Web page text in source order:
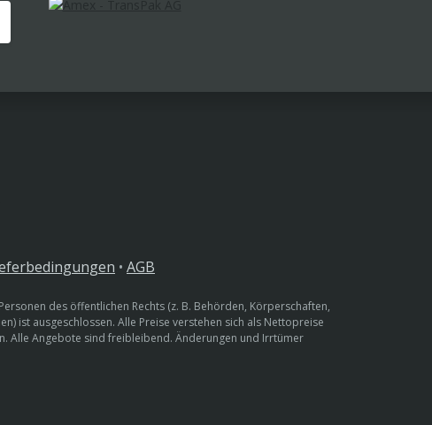
• AGB
des öffentlichen Rechts (z. B. Behörden, Körperschaften,
ist ausgeschlossen. Alle Preise verstehen sich als Nettopreise
Alle Angebote sind freibleibend. Änderungen und Irrtümer